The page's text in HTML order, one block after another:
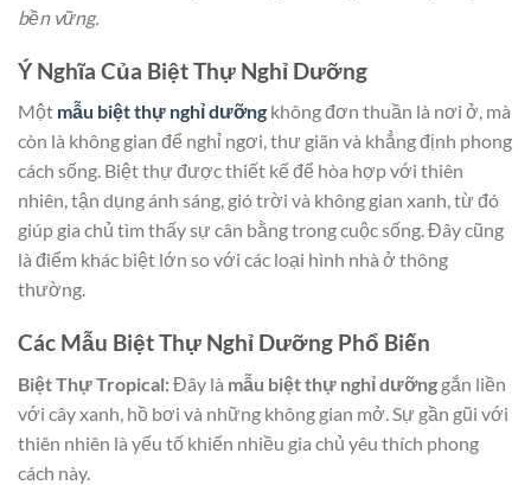
bền vững.
Ý Nghĩa Của Biệt Thự Nghỉ Dưỡng
Một mẫu biệt thự nghỉ dưỡng không đơn thuần là nơi ở, mà
còn là không gian để nghỉ ngơi, thư giãn và khẳng định phong
cách sống. Biệt thự được thiết kế để hòa hợp với thiên
nhiên, tận dụng ánh sáng, gió trời và không gian xanh, từ đó
giúp gia chủ tìm thấy sự cân bằng trong cuộc sống. Đây cũng
là điểm khác biệt lớn so với các loại hình nhà ở thông
thường.
Các Mẫu Biệt Thự Nghỉ Dưỡng Phổ Biến
Biệt Thự Tropical:Đây là mẫu biệt thự nghỉ dưỡng gắn liền
với cây xanh, hồ bơi và những không gian mở. Sự gần gũi với
thiên nhiên là yếu tố khiến nhiều gia chủ yêu thích phong
cách này.